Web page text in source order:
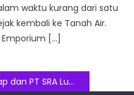
waktu kurang dari satu
kembali ke Tanah Air.
Emporium […]
Bantuan Pelatihan Digital English Program di Muna